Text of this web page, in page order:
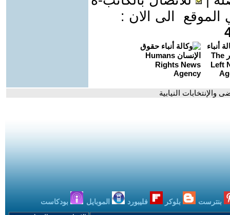
الى الان :
والإنتخابات النيابية
بنترست بلوكر فليبورد الموبايل بودكاست